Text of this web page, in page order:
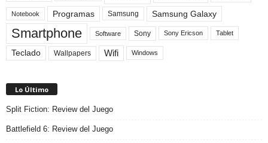
Notebook Programas Samsung Samsung Galaxy
Smartphone Software Sony Sony Ericson Tablet
Teclado Wallpapers Wifi Windows
Lo Último
Split Fiction: Review del Juego
Battlefield 6: Review del Juego